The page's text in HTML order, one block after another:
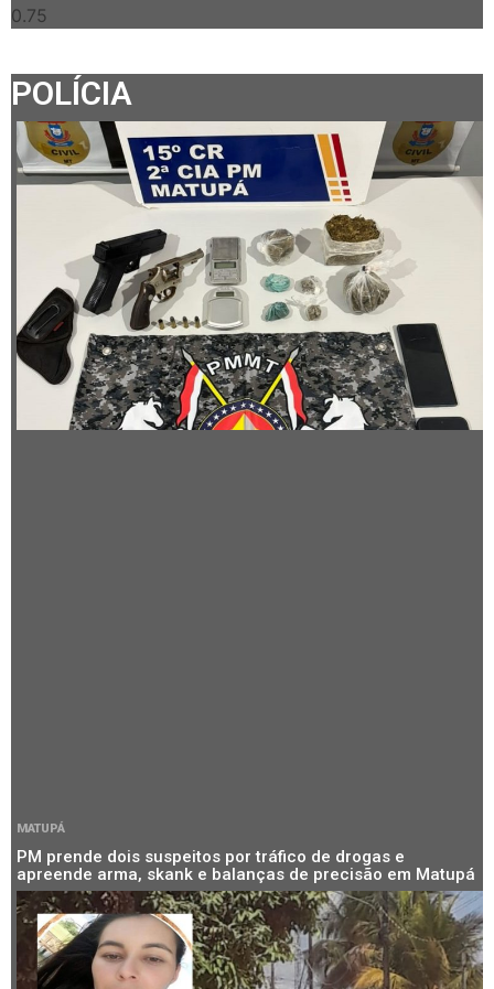
POLÍCIA
MATUPÁ
PM prende dois suspeitos por tráfico de drogas e
apreende arma, skank e balanças de precisão em Matupá